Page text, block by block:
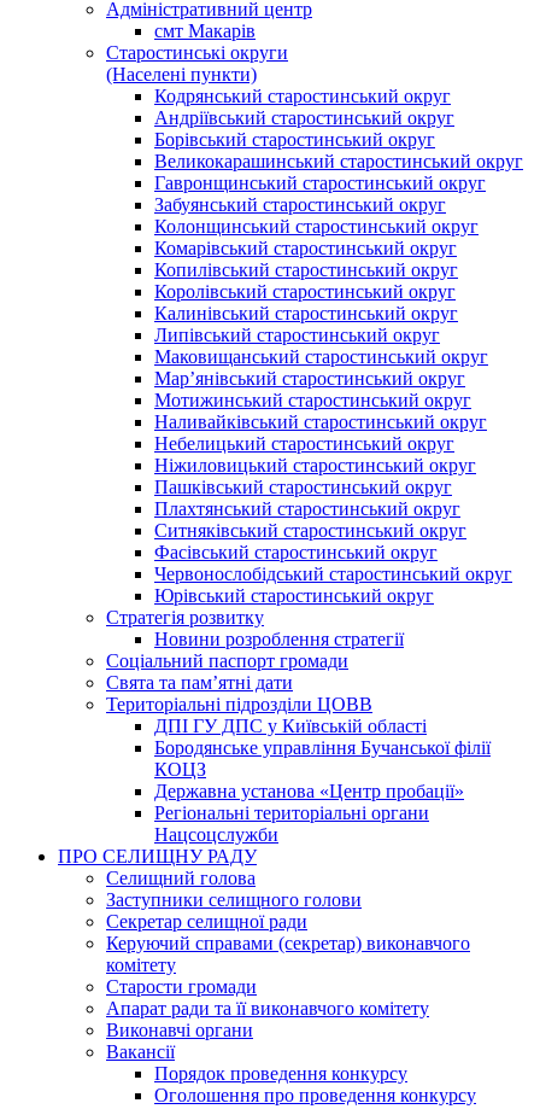
Aдміністративний центр
смт Макарів
Старостинські округи
(Населені пункти)
Кодрянський старостинський округ
Андріївський старостинський округ
Борівський старостинський округ
Великокарашинський старостинський округ
Гавронщинський старостинський округ
Забуянський старостинський округ
Колонщинський старостинський округ
Комарівський старостинський округ
Копилівський старостинський округ
Королівський старостинський округ
Калинівський старостинський округ
Липівський старостинський округ
Маковищанський старостинський округ
Мар’янівський старостинський округ
Мотижинський старостинський округ
Наливайківський старостинський округ
Небелицький старостинський округ
Ніжиловицький старостинський округ
Пашківський старостинський округ
Плахтянський старостинський округ
Ситняківський старостинський округ
Фасівський старостинський округ
Червонослобідський старостинський округ
Юрівський старостинський округ
Стратегія розвитку
Новини розроблення стратегії
Соціальний паспорт громади
Свята та пам’ятні дати
Територіальні підрозділи ЦОВВ
ДПІ ГУ ДПС у Київській області
Бородянське управління Бучанської філії
КОЦЗ
Державна установа «Центр пробації»
Регіональні територіальні органи
Нацсоцслужби
ПРО СЕЛИЩНУ РАДУ
Селищний голова
Заступники селищного голови
Секретар селищної ради
Керуючий справами (секретар) виконавчого
комітету
Старости громади
Апарат ради та її виконавчого комітету
Виконавчі органи
Вакансії
Порядок проведення конкурсу
Оголошення про проведення конкурсу